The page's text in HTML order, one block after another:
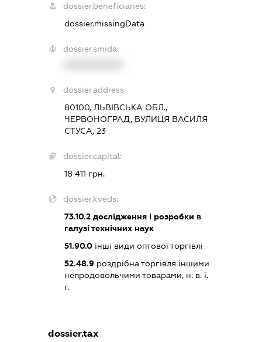
dossier.beneficiaries:
dossier.missingData
dossier.smida:
dossier.address:
80100, ЛЬВІВСЬКА ОБЛ.,
ЧЕРВОНОГРАД, ВУЛИЦЯ ВАСИЛЯ
СТУСА, 23
dossier.capital:
18 411 грн.
dossier.kveds:
73.10.2дослідження і розробки в
галузі технічних наук
51.90.0інші види оптової торгівлі
52.48.9роздрібна торгівля іншими
непродовольчими товарами, н. в. і.
г.
dossier.tax